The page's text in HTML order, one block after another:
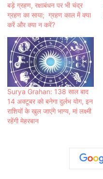
बड़े ग्रहण, रक्षाबंधन पर भी चंद्र
ग्रहण का साया; ग्रहण काल में क्या
करें और क्या न करें?
Surya Grahan: 138 साल बाद
14 अक्टूबर को बनेगा दुर्लभ योग, इन
राशियों के खुल जाएंगे भाग्य, मां लक्ष्मी
रहेंगी मेहरबान